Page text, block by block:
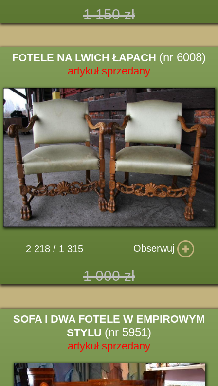
1 150 zł
FOTELE NA LWICH ŁAPACH (nr 6008)
artykuł sprzedany
2 218 / 1 315 Obserwuj
1 000 zł
SOFA I DWA FOTELE W EMPIROWYM
STYLU (nr 5951)
artykuł sprzedany